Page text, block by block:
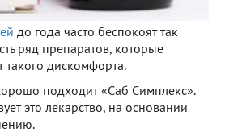
до года часто беспокоят так
ряд препаратов, которые
дискомфорта.
подходит «Саб Симплекс».
это лекарство, на основании